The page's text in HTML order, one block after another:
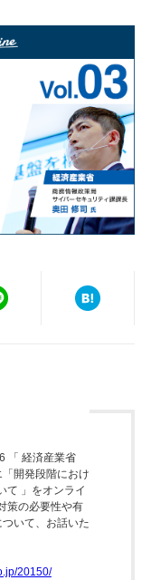
「 経済産業省
開発段階におけ
て 」をオンライ
策の必要性や有
いて、お話いた
20150/